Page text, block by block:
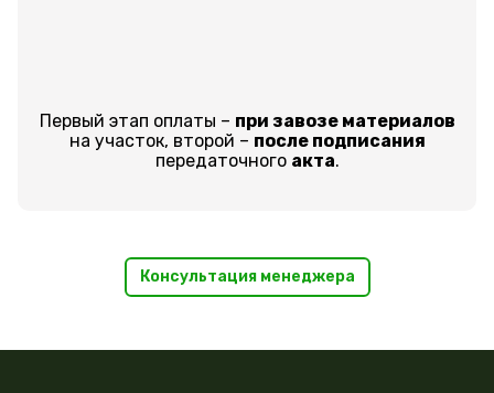
Первый этап оплаты – при завозе материалов
на участок, второй – после подписания
передаточного акта.
Консультация менеджера